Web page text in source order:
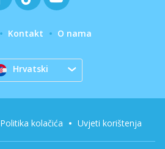
Kontakt O nama
Hrvatski
Politika kolačića Uvjeti korištenja